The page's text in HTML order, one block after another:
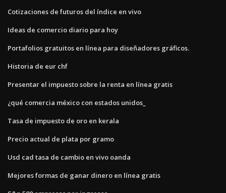
Cotizaciones de futuros del índice en vivo
Ideas de comercio diario para hoy
Portafolios gratuitos en línea para diseñadores gráficos.
Historia de eur chf
Presentar el impuesto sobre la renta en línea gratis
¿qué comercia méxico con estados unidos_
Tasa de impuesto de oro en kerala
Precio actual de plata por gramo
Usd cad tasa de cambio en vivo oanda
Mejores formas de ganar dinero en línea gratis